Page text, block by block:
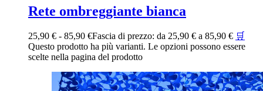
Rete ombreggiante bianca
25,90 € - 85,90 €Fascia di prezzo: da 25,90 € a 85,90 € 🛒
Questo prodotto ha più varianti. Le opzioni possono essere
scelte nella pagina del prodotto